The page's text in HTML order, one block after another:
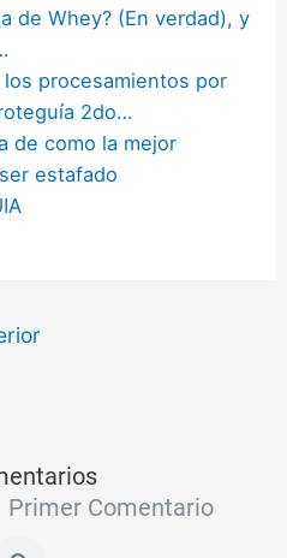
de Whey? (En verdad), y
procesamientos por
2do…
de como la mejor
estafado
Primer Comentario